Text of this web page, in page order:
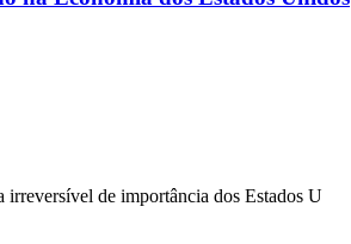
irreversível de importância dos Estados U